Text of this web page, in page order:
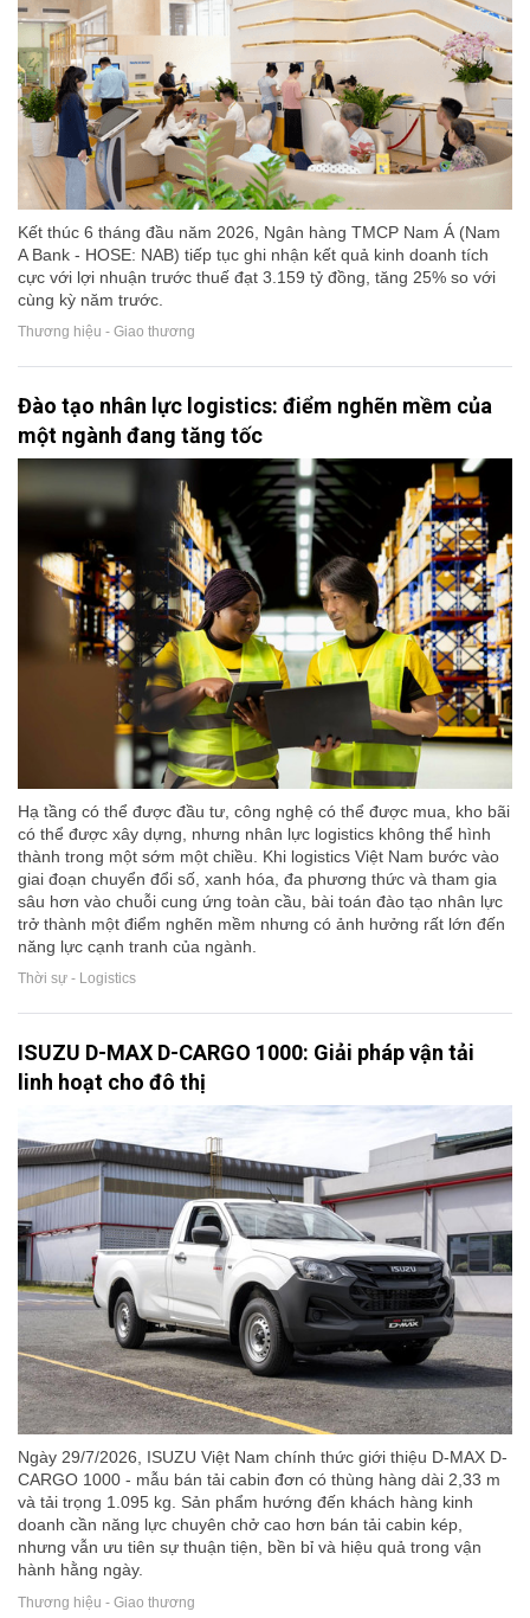
Kết thúc 6 tháng đầu năm 2026, Ngân hàng TMCP Nam Á (Nam
A Bank - HOSE: NAB) tiếp tục ghi nhận kết quả kinh doanh tích
cực với lợi nhuận trước thuế đạt 3.159 tỷ đồng, tăng 25% so với
cùng kỳ năm trước.
Thương hiệu - Giao thương
Đào tạo nhân lực logistics: điểm nghẽn mềm của
một ngành đang tăng tốc
Hạ tầng có thể được đầu tư, công nghệ có thể được mua, kho bãi
có thể được xây dựng, nhưng nhân lực logistics không thể hình
thành trong một sớm một chiều. Khi logistics Việt Nam bước vào
giai đoạn chuyển đổi số, xanh hóa, đa phương thức và tham gia
sâu hơn vào chuỗi cung ứng toàn cầu, bài toán đào tạo nhân lực
trở thành một điểm nghẽn mềm nhưng có ảnh hưởng rất lớn đến
năng lực cạnh tranh của ngành.
Thời sự - Logistics
ISUZU D-MAX D-CARGO 1000: Giải pháp vận tải
linh hoạt cho đô thị
Ngày 29/7/2026, ISUZU Việt Nam chính thức giới thiệu D-MAX D-
CARGO 1000 - mẫu bán tải cabin đơn có thùng hàng dài 2,33 m
và tải trọng 1.095 kg. Sản phẩm hướng đến khách hàng kinh
doanh cần năng lực chuyên chở cao hơn bán tải cabin kép,
nhưng vẫn ưu tiên sự thuận tiện, bền bỉ và hiệu quả trong vận
hành hằng ngày.
Thương hiệu - Giao thương